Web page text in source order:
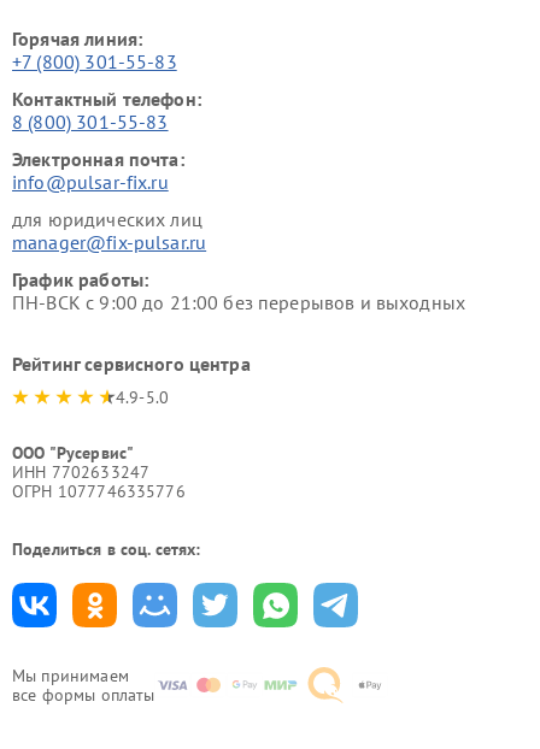
Мы принимаем
все формы оплаты
Горячая линия:
+7 (800) 301-55-83
Контактный телефон:
8 (800) 301-55-83
Электронная почта:
info@pulsar-fix.ru
для юридических лиц
manager@fix-pulsar.ru
График работы:
ПН-ВСК с 9:00 до 21:00 без перерывов и выходных
Рейтинг сервисного центра
4.9-5.0
ООО "Русервис"
ИНН 7702633247
ОГРН 1077746335776
Поделиться в соц. сетях: